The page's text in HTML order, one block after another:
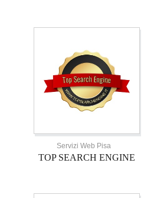
Servizi Web Pisa
TOP SEARCH ENGINE